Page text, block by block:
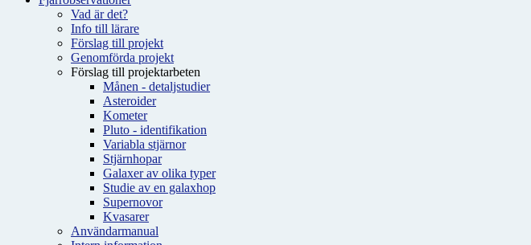
Vad är det?
Info till lärare
Förslag till projekt
Genomförda projekt
Förslag till projektarbeten
Månen - detaljstudier
Asteroider
Kometer
Pluto - identifikation
Variabla stjärnor
Stjärnhopar
Galaxer av olika typer
Studie av en galaxhop
Supernovor
Kvasarer
Användarmanual